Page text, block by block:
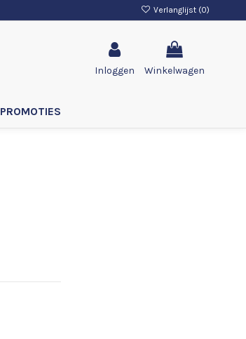
Verlanglijst (0)
Inloggen Winkelwagen
PROMOTIES